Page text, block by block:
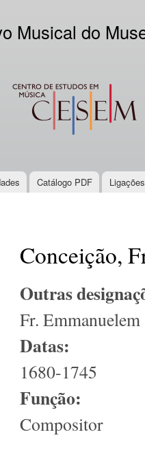
Musical do
CESEM
Catálogo PDF
Conceição,
Outras
Fr.
Datas:
1680-1745
Função:
Compositor